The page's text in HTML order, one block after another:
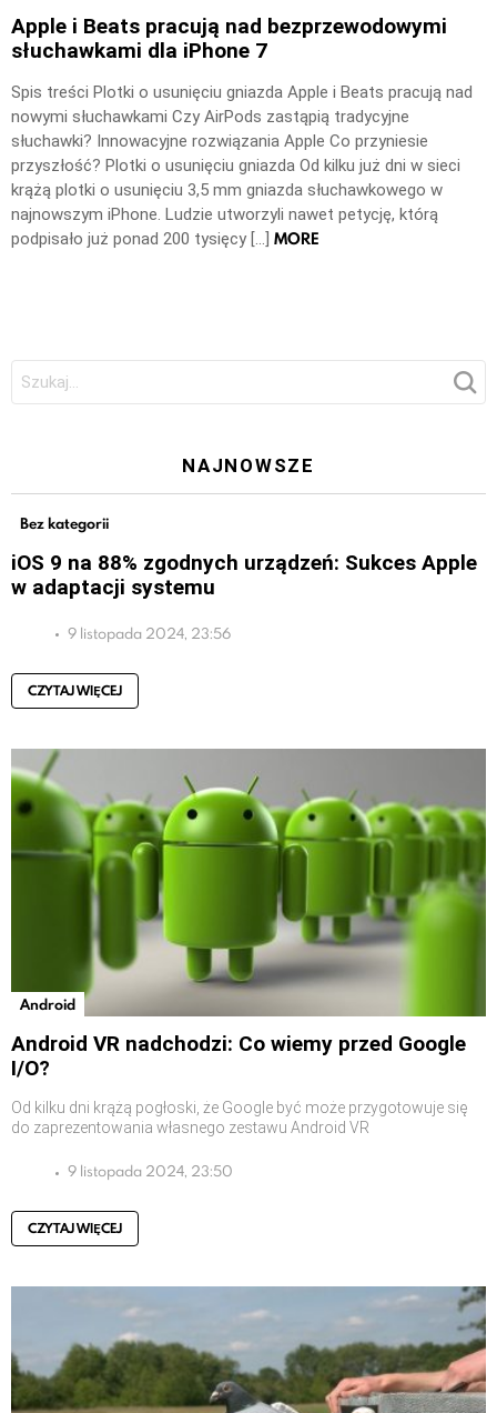
Apple i Beats pracują nad bezprzewodowymi
słuchawkami dla iPhone 7
Spis treści Plotki o usunięciu gniazda Apple i Beats pracują nad
nowymi słuchawkami Czy AirPods zastąpią tradycyjne
słuchawki? Innowacyjne rozwiązania Apple Co przyniesie
przyszłość? Plotki o usunięciu gniazda Od kilku już dni w sieci
krążą plotki o usunięciu 3,5 mm gniazda słuchawkowego w
najnowszym iPhone. Ludzie utworzyli nawet petycję, którą
podpisało już ponad 200 tysięcy […] MORE
Szukaj:
NAJNOWSZE
Bez kategorii
iOS 9 na 88% zgodnych urządzeń: Sukces Apple
w adaptacji systemu
9 listopada 2024, 23:56
CZYTAJ WIĘCEJ
Android
Android VR nadchodzi: Co wiemy przed Google
I/O?
Od kilku dni krążą pogłoski, że Google być może przygotowuje się
do zaprezentowania własnego zestawu Android VR
9 listopada 2024, 23:50
CZYTAJ WIĘCEJ